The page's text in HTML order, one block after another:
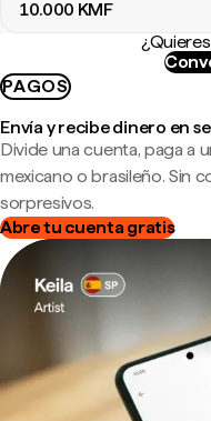
10.000 KMF
PAGOS
Envía y recibe dinero en
Divide una cuenta, paga a
mexicano o brasileño. Sin
sorpresivos.
Abre tu cuenta gratis